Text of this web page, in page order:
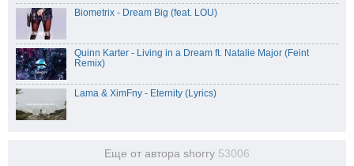
Biometrix - Dream Big (feat. LOU)
Quinn Karter - Living in a Dream ft. Natalie Major (Feint
Remix)
Lama & XimFny - Eternity (Lyrics)
Еще от автора shorry 53006